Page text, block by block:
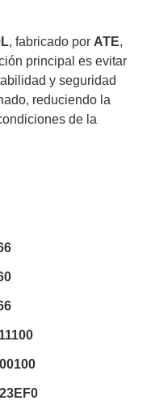
, fabricado por ATE,
principal es evitar
y seguridad
reduciendo la
de la